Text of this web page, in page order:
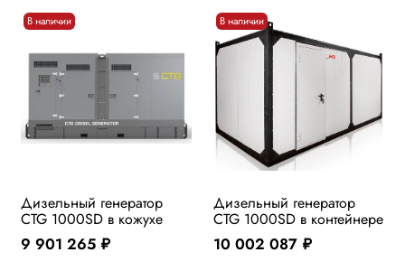
В наличии
Дизельный генератор
CTG 1000SD в кожухе
9 901 265 руб.
В наличии
Дизельный генератор
CTG 1000SD в контейнере
10 002 087 руб.